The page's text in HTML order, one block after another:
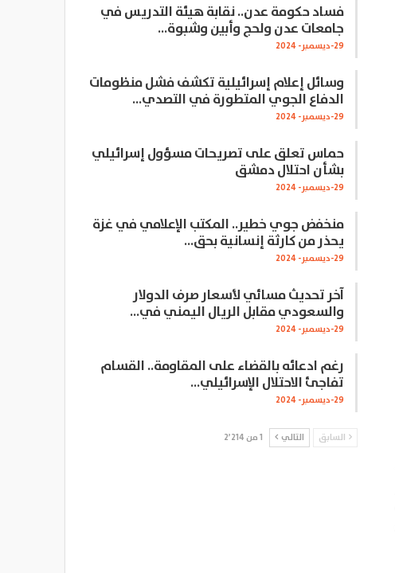
فساد حكومة عدن.. نقابة هيئة التدريس في
جامعات عدن ولحج وأبين وشبوة…
29-ديسمبر- 2024
وسائل إعلام إسرائيلية تكشف فشل منظومات
الدفاع الجوي المتطورة في التصدي…
29-ديسمبر- 2024
حماس تعلق على تصريحات مسؤول إسرائيلي
بشأن احتلال دمشق
29-ديسمبر- 2024
منخفض جوي خطير.. المكتب الإعلامي في غزة
يحذر من كارثة إنسانية بحق…
29-ديسمبر- 2024
آخر تحديث مسائي لأسعار صرف الدولار
والسعودي مقابل الريال اليمني في…
29-ديسمبر- 2024
رغم ادعائه بالقضاء على المقاومة.. القسام
تفاجئ الاحتلال الإسرائيلي…
29-ديسمبر- 2024
السابق التالي 1 من 2٬214